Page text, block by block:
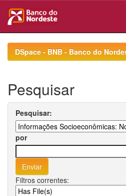
navigationDSpace - BNB - Banco do
Pesquisar
Pesquisar:
por
Filtros correntes: